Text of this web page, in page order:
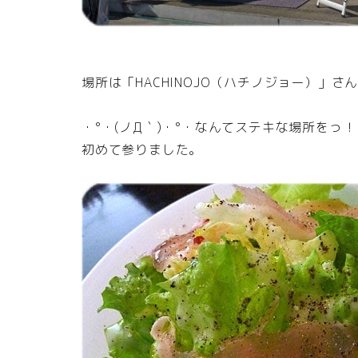
場所は「HACHINOJO（ハチノジョー）」さ
・°・(ノД｀)・°・なんてステキな場所をっ！
初めて参りました。